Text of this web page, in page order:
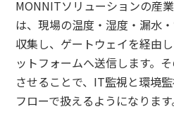
MONNITソリューションの産
は、現場の温度・湿度・漏水
収集し、ゲートウェイを経由
ットフォームへ送信します。
させることで、IT監視と環境
フローで扱えるようになります